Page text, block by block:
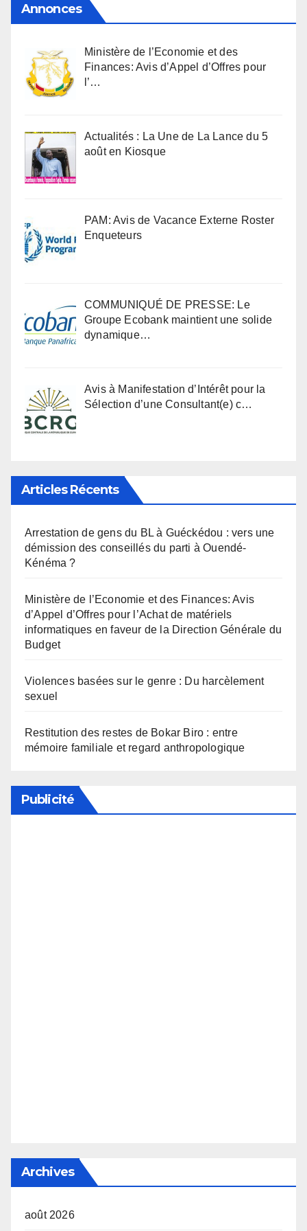
Annonces
Ministère de l’Economie et des
Finances: Avis d’Appel d’Offres pour
l’…
Actualités : La Une de La Lance du 5
août en Kiosque
PAM: Avis de Vacance Externe Roster
Enqueteurs
COMMUNIQUÉ DE PRESSE: Le
Groupe Ecobank maintient une solide
dynamique…
Avis à Manifestation d’Intérêt pour la
Sélection d’une Consultant(e) c…
Articles Récents
Arrestation de gens du BL à Guéckédou : vers une
démission des conseillés du parti à Ouendé-
Kénéma ?
Ministère de l’Economie et des Finances: Avis
d’Appel d’Offres pour l’Achat de matériels
informatiques en faveur de la Direction Générale du
Budget
Violences basées sur le genre : Du harcèlement
sexuel
Restitution des restes de Bokar Biro : entre
mémoire familiale et regard anthropologique
Publicité
Archives
août 2026